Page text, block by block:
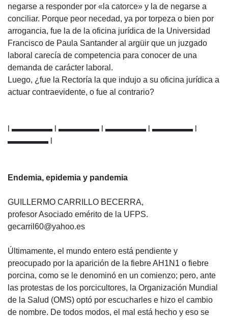
negarse a responder por «la catorce» y la de negarse a
conciliar. Porque peor necedad, ya por torpeza o bien por
arrogancia, fue la de la oficina jurídica de la Universidad
Francisco de Paula Santander al argüir que un juzgado
laboral carecía de competencia para conocer de una
demanda de carácter laboral.
Luego, ¿fue la Rectoría la que indujo a su oficina jurídica a
actuar contraevidente, o fue al contrario?
l ▬▬▬▬▬ l ▬▬▬▬▬ l ▬▬▬▬▬ l ▬▬▬▬▬ l
▬▬▬▬▬ l
Endemia, epidemia y pandemia
GUILLERMO CARRILLO BECERRA,
profesor Asociado emérito de la UFPS.
gecarril60@yahoo.es
Últimamente, el mundo entero está pendiente y
preocupado por la aparición de la fiebre AH1N1 o fiebre
porcina, como se le denominó en un comienzo; pero, ante
las protestas de los porcicultores, la Organización Mundial
de la Salud (OMS) optó por escucharles e hizo el cambio
de nombre. De todos modos, el mal está hecho y eso se